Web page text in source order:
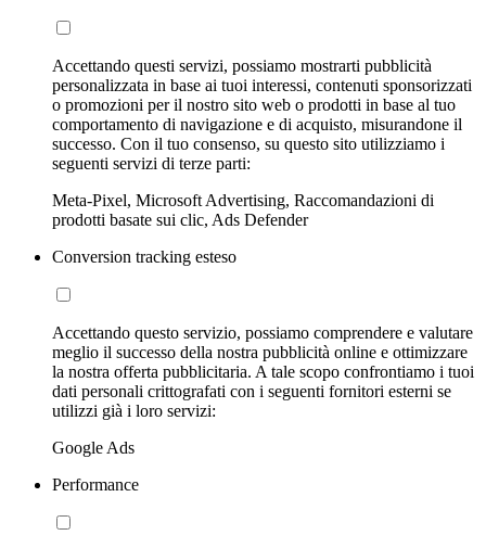
Accettando questi servizi, possiamo mostrarti pubblicità
personalizzata in base ai tuoi interessi, contenuti sponsorizzati
o promozioni per il nostro sito web o prodotti in base al tuo
comportamento di navigazione e di acquisto, misurandone il
successo. Con il tuo consenso, su questo sito utilizziamo i
seguenti servizi di terze parti:
Meta-Pixel, Microsoft Advertising, Raccomandazioni di
prodotti basate sui clic, Ads Defender
Conversion tracking esteso
Accettando questo servizio, possiamo comprendere e valutare
meglio il successo della nostra pubblicità online e ottimizzare
la nostra offerta pubblicitaria. A tale scopo confrontiamo i tuoi
dati personali crittografati con i seguenti fornitori esterni se
utilizzi già i loro servizi:
Google Ads
Performance